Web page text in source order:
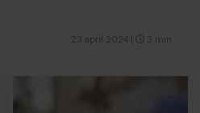
23 april 2024 3 min